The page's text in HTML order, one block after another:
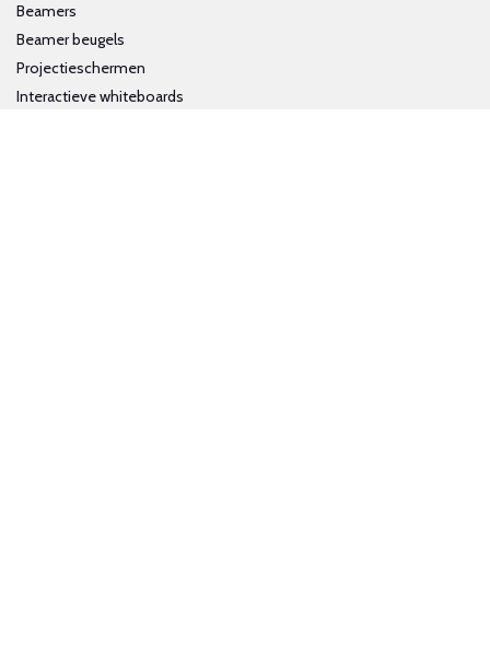
Beamers
Beamer beugels
Projectieschermen
Interactieve whiteboards